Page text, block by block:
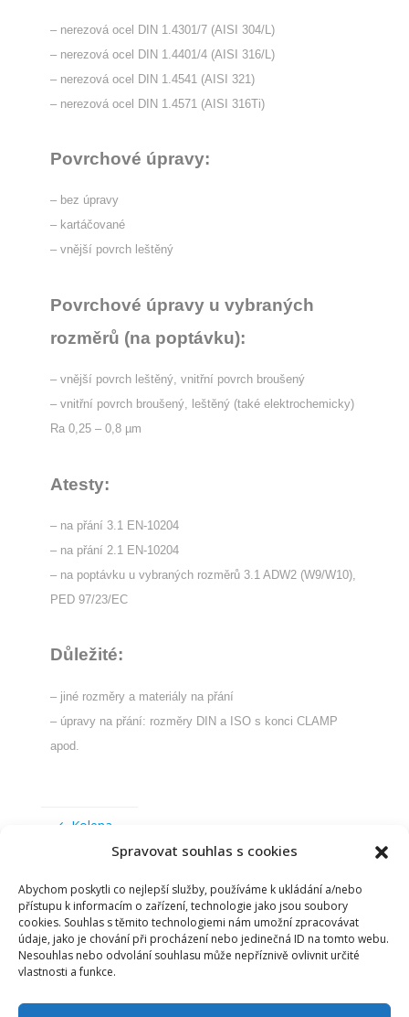
Spravovat souhlas s cookies
Abychom poskytli co nejlepší služby, používáme k ukládání a/nebo
přístupu k informacím o zařízení, technologie jako jsou soubory
cookies. Souhlas s těmito technologiemi nám umožní zpracovávat
údaje, jako je chování při procházení nebo jedinečná ID na tomto webu.
Nesouhlas nebo odvolání souhlasu může nepříznivě ovlivnit určité
vlastnosti a funkce.
– nerezová ocel DIN 1.4301/7 (AISI 304/L)
– nerezová ocel DIN 1.4401/4 (AISI 316/L)
– nerezová ocel DIN 1.4541 (AISI 321)
– nerezová ocel DIN 1.4571 (AISI 316Ti)
Povrchové úpravy:
– bez úpravy
– kartáčované
– vnější povrch leštěný
Povrchové úpravy u vybraných
rozměrů (na poptávku):
– vnější povrch leštěný, vnitřní povrch broušený
– vnitřní povrch broušený, leštěný (také elektrochemicky)
Ra 0,25 – 0,8 µm
Atesty:
– na přání 3.1 EN-10204
– na přání 2.1 EN-10204
– na poptávku u vybraných rozměrů 3.1 ADW2 (W9/W10),
PED 97/23/EC
Důležité:
– jiné rozměry a materiály na přání
– úpravy na přání: rozměry DIN a ISO s konci CLAMP
apod.
Kolena
T-kusy a kříže